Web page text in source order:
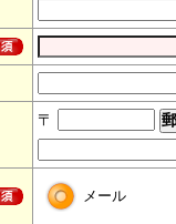
〒
メール